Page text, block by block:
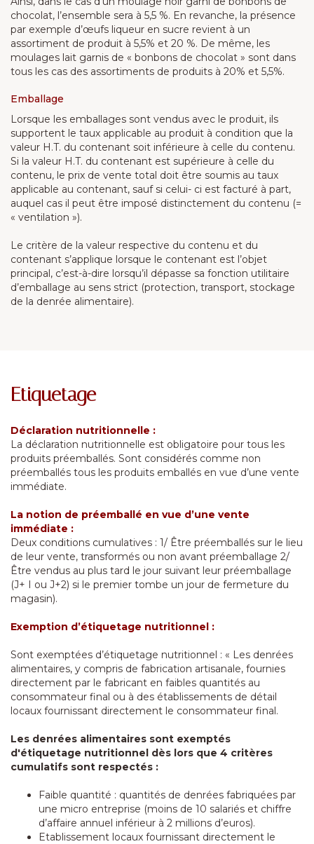
chocolat, l’ensemble sera à 5,5 %. En revanche, la présence
par exemple d’œufs liqueur en sucre revient à un
assortiment de produit à 5,5% et 20 %. De même, les
moulages lait garnis de « bonbons de chocolat » sont dans
tous les cas des assortiments de produits à 20% et 5,5%.
Emballage
Lorsque les emballages sont vendus avec le produit, ils
supportent le taux applicable au produit à condition que la
valeur H.T. du contenant soit inférieure à celle du contenu.
Si la valeur H.T. du contenant est supérieure à celle du
contenu, le prix de vente total doit être soumis au taux
applicable au contenant, sauf si celui- ci est facturé à part,
auquel cas il peut être imposé distinctement du contenu (=
« ventilation »).
Le critère de la valeur respective du contenu et du
contenant s’applique lorsque le contenant est l’objet
principal, c’est-à-dire lorsqu’il dépasse sa fonction utilitaire
d’emballage au sens strict (protection, transport, stockage
de la denrée alimentaire).
Etiquetage
Déclaration nutritionnelle :
La déclaration nutritionnelle est obligatoire pour tous les
produits préemballés. Sont considérés comme non
préemballés tous les produits emballés en vue d’une vente
immédiate.
La notion de préemballé en vue d’une vente
immédiate :
Deux conditions cumulatives : 1/ Être préemballés sur le lieu
de leur vente, transformés ou non avant préemballage 2/
Être vendus au plus tard le jour suivant leur préemballage
(J+ I ou J+2) si le premier tombe un jour de fermeture du
magasin).
Exemption d’étiquetage nutritionnel :
Sont exemptées d’étiquetage nutritionnel : « Les denrées
alimentaires, y compris de fabrication artisanale, fournies
directement par le fabricant en faibles quantités au
consommateur final ou à des établissements de détail
locaux fournissant directement le consommateur final.
Les denrées alimentaires sont exemptés
d'étiquetage nutritionnel dès lors que 4 critères
cumulatifs sont respectés :
Faible quantité : quantités de denrées fabriquées par
une micro entreprise (moins de 10 salariés et chiffre
d’affaire annuel inférieur à 2 millions d’euros).
Etablissement locaux fournissant directement le